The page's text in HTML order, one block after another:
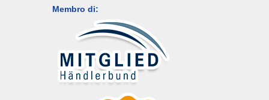
Membro di: